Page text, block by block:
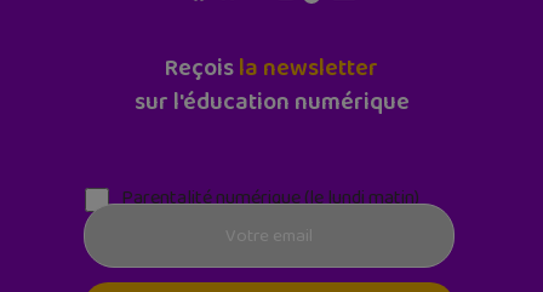
Reçoisla newsletter
sur l'éducation numérique
Parentalité numérique (le lundi matin)